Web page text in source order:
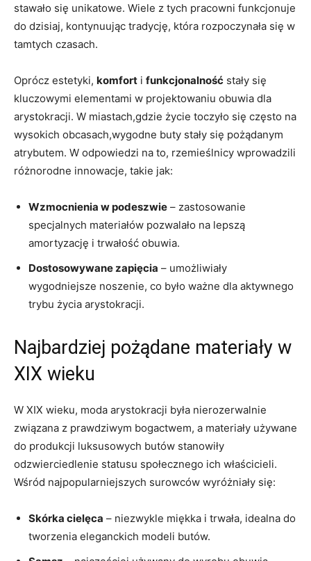
stawało się unikatowe. Wiele z tych pracowni funkcjonuje
do dzisiaj, kontynuując tradycję, która rozpoczynała się w
tamtych czasach.
Oprócz estetyki, komfort i funkcjonalność stały się
kluczowymi elementami w projektowaniu obuwia dla
arystokracji. W miastach,gdzie życie toczyło się często na
wysokich obcasach,wygodne buty stały się pożądanym
atrybutem. W odpowiedzi na to, rzemieślnicy wprowadzili
różnorodne innowacje, takie jak:
Wzmocnienia w podeszwie – zastosowanie
specjalnych materiałów pozwalało na lepszą
amortyzację i trwałość obuwia.
Dostosowywane zapięcia – umożliwiały
wygodniejsze noszenie, co było ważne dla aktywnego
trybu życia arystokracji.
Najbardziej pożądane materiały w
XIX wieku
W XIX wieku, moda arystokracji była nierozerwalnie
związana z prawdziwym bogactwem, a materiały używane
do produkcji luksusowych butów stanowiły
odzwierciedlenie statusu społecznego ich właścicieli.
Wśród najpopularniejszych surowców wyróżniały się:
Skórka cielęca – niezwykle miękka i trwała, idealna do
tworzenia eleganckich modeli butów.